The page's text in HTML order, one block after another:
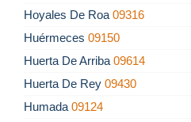
Hoyales De Roa 09316
Huérmeces 09150
Huerta De Arriba 09614
Huerta De Rey 09430
Humada 09124